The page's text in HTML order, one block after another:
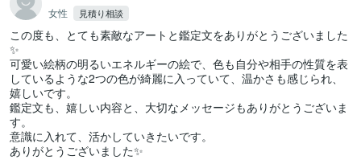
女性 見積り相談
この度も、とても素敵なアートと鑑定文をありがとうございました
✨
可愛い絵柄の明るいエネルギーの絵で、色も自分や相手の性質を表
しているような2つの色が綺麗に入っていて、温かさも感じられ、
嬉しいです。
鑑定文も、嬉しい内容と、大切なメッセージもありがとうございま
す。
意識に入れて、活かしていきたいです。
ありがとうございました✨